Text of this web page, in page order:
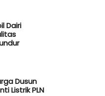
Dairi
Dusun
Listrik PLN